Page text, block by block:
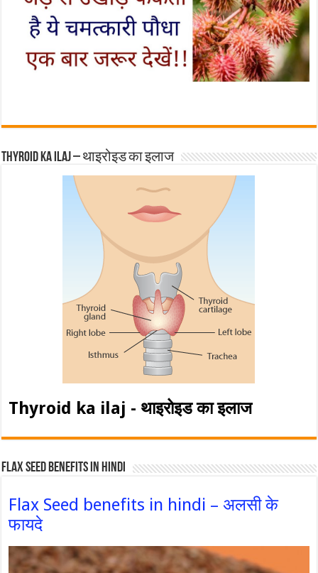
Thyroid ka ilaj – थाइरोइड का इलाज
Thyroid ka ilaj - थाइरोइड का इलाज
Flax Seed Benefits in hindi
Flax Seed benefits in hindi – अलसी के
फायदे